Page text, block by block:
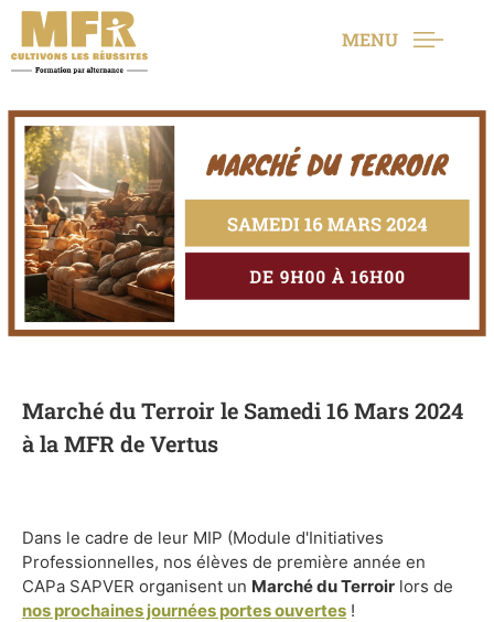
MENU
Marché du Terroir le Samedi 16 Mars 2024
à la MFR de Vertus
Dans le cadre de leur MIP (Module d'Initiatives
Professionnelles, nos élèves de première année en
CAPa SAPVER organisent un Marché du Terroir lors de
nos prochaines journées portes ouvertes !